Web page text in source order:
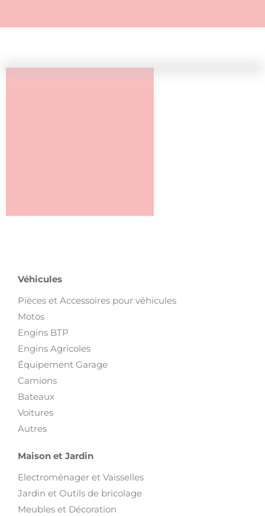
Véhicules
Pièces et Accessoires pour véhicules
Motos
Engins BTP
Engins Agricoles
Équipement Garage
Camions
Bateaux
Voitures
Autres
Maison et Jardin
Electroménager et Vaisselles
Jardin et Outils de bricolage
Meubles et Décoration